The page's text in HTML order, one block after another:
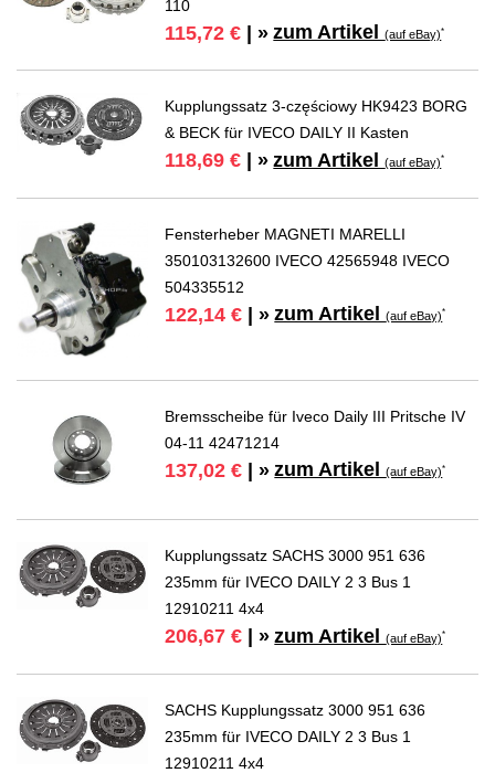
110
115,72 € | » zum Artikel(auf eBay)*
Kupplungssatz 3-częściowy HK9423 BORG
& BECK für IVECO DAILY II Kasten
118,69 € | » zum Artikel(auf eBay)*
Fensterheber MAGNETI MARELLI
350103132600 IVECO 42565948 IVECO
504335512
122,14 € | » zum Artikel(auf eBay)*
Bremsscheibe für Iveco Daily III Pritsche IV
04-11 42471214
137,02 € | » zum Artikel(auf eBay)*
Kupplungssatz SACHS 3000 951 636
235mm für IVECO DAILY 2 3 Bus 1
12910211 4x4
206,67 € | » zum Artikel(auf eBay)*
SACHS Kupplungssatz 3000 951 636
235mm für IVECO DAILY 2 3 Bus 1
12910211 4x4